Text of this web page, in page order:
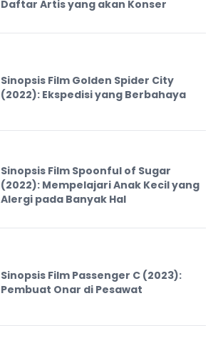
Daftar Artis yang akan Konser
Sinopsis Film Golden Spider City
(2022): Ekspedisi yang Berbahaya
Sinopsis Film Spoonful of Sugar
(2022): Mempelajari Anak Kecil yang
Alergi pada Banyak Hal
Sinopsis Film Passenger C (2023):
Pembuat Onar di Pesawat